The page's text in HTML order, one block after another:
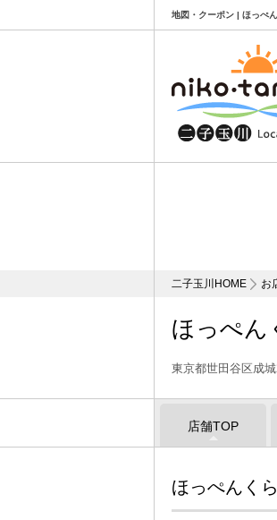
地図・クーポン | ほっぺ
二子玉川HOME お
ほっぺ
東京都世田谷区成
店舗TOP
ほっぺんく